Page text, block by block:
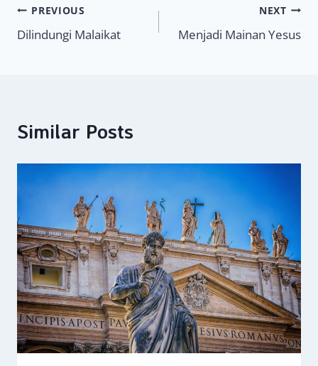
Navigasi
pos
PREVIOUS
Dilindungi Malaikat
NEXT
Menjadi Mainan Yesus
Similar Posts